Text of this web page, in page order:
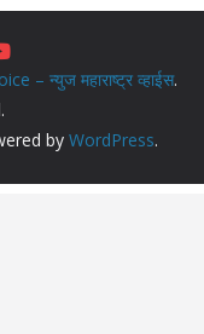
– न्युज महाराष्ट्र व्हाईस.
by WordPress.